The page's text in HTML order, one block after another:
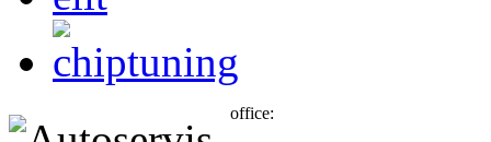
office: